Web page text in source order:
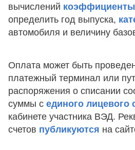
вычислений коэффициенты
определить год выпуска,
автомобиля и величину
Оплата может быть
платежный терминал или
распоряжения о списании
суммы с единого лицевого
кабинете участника ВЭД.
счетов публикуются на